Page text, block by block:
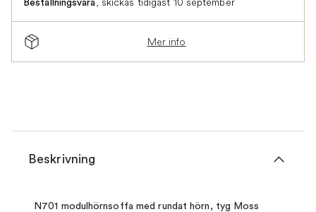
Beställningsvara
Mer info
Beskrivning
N701 modulhörnsoffa med rundat hörn, tyg Moss